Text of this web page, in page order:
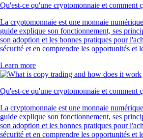
Qu'est-ce qu'une cryptomonnaie et comment
La cryptomonnaie est une monnaie
guide explique son fonctionnement, ses
son adoption et les bonnes pratiques pour
sécurité et en comprendre les opportunités et
Learn more
Qu'est-ce qu'une cryptomonnaie et comment
La cryptomonnaie est une monnaie
guide explique son fonctionnement, ses
son adoption et les bonnes pratiques pour
sécurité et en comprendre les opportunités et